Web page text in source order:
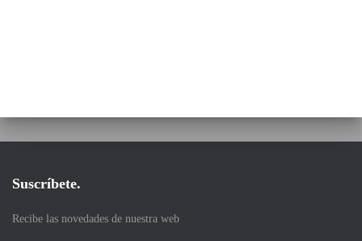
Suscríbete.
Recibe las novedades de nuestra web